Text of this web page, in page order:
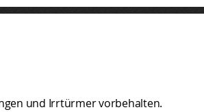
und Irrtürmer vorbehalten.